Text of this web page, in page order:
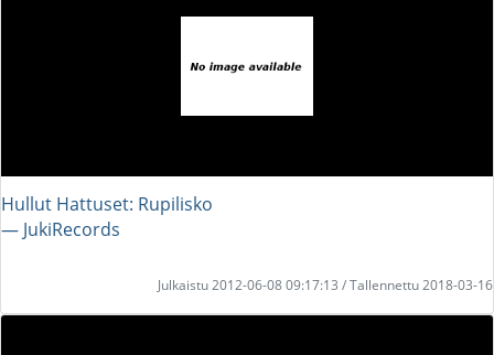
Hullut Hattuset: Rupilisko
― JukiRecords
Julkaistu 2012-06-08 09:17:13 / Tallennettu 2018-03-16